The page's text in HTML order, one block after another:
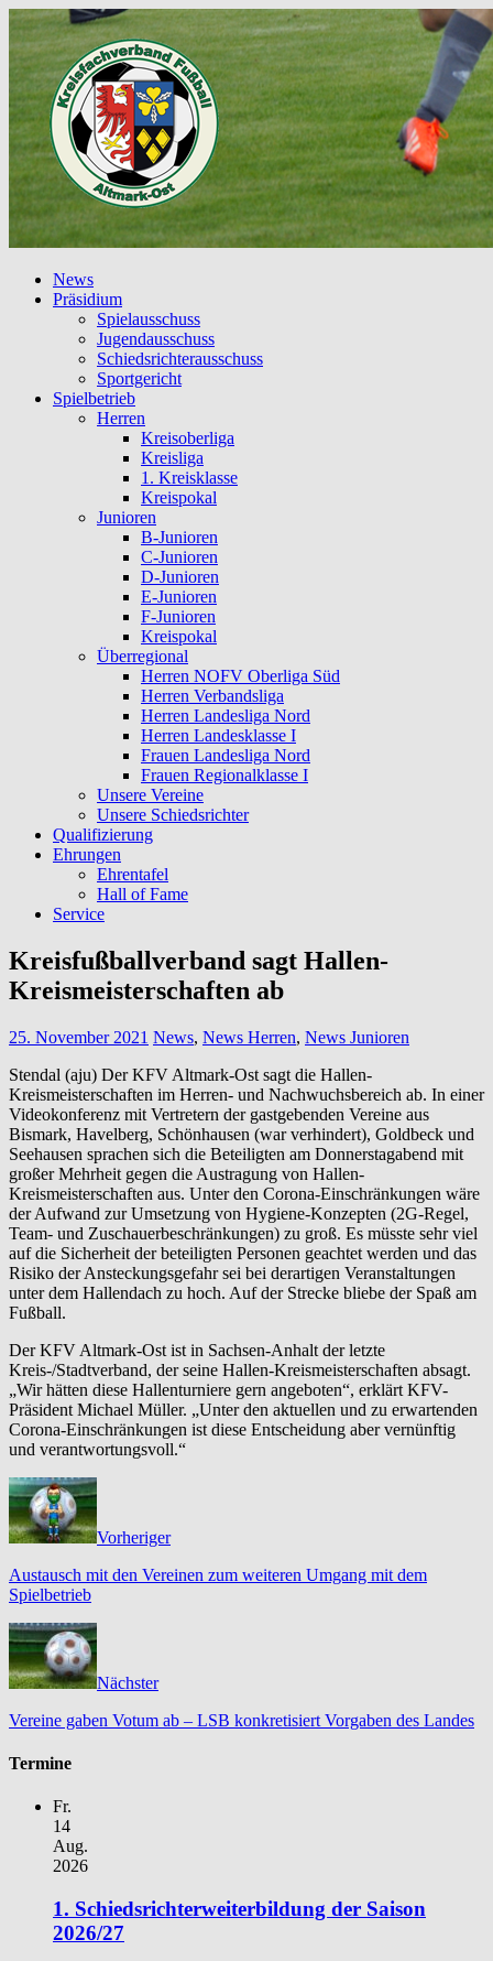
News
Präsidium
Spielausschuss
Jugendausschuss
Schiedsrichterausschuss
Sportgericht
Spielbetrieb
Herren
Kreisoberliga
Kreisliga
1. Kreisklasse
Kreispokal
Junioren
B-Junioren
C-Junioren
D-Junioren
E-Junioren
F-Junioren
Kreispokal
Überregional
Herren NOFV Oberliga Süd
Herren Verbandsliga
Herren Landesliga Nord
Herren Landesklasse I
Frauen Landesliga Nord
Frauen Regionalklasse I
Unsere Vereine
Unsere Schiedsrichter
Qualifizierung
Ehrungen
Ehrentafel
Hall of Fame
Service
Kreisfußballverband sagt Hallen-
Kreismeisterschaften ab
25. November 2021 News, News Herren, News Junioren
Stendal (aju) Der KFV Altmark-Ost sagt die Hallen-
Kreismeisterschaften im Herren- und Nachwuchsbereich ab. In einer
Videokonferenz mit Vertretern der gastgebenden Vereine aus
Bismark, Havelberg, Schönhausen (war verhindert), Goldbeck und
Seehausen sprachen sich die Beteiligten am Donnerstagabend mit
großer Mehrheit gegen die Austragung von Hallen-
Kreismeisterschaften aus. Unter den Corona-Einschränkungen wäre
der Aufwand zur Umsetzung von Hygiene-Konzepten (2G-Regel,
Team- und Zuschauerbeschränkungen) zu groß. Es müsste sehr viel
auf die Sicherheit der beteiligten Personen geachtet werden und das
Risiko der Ansteckungsgefahr sei bei derartigen Veranstaltungen
unter dem Hallendach zu hoch. Auf der Strecke bliebe der Spaß am
Fußball.
Der KFV Altmark-Ost ist in Sachsen-Anhalt der letzte
Kreis-/Stadtverband, der seine Hallen-Kreismeisterschaften absagt.
„Wir hätten diese Hallenturniere gern angeboten“, erklärt KFV-
Präsident Michael Müller. „Unter den aktuellen und zu erwartenden
Corona-Einschränkungen ist diese Entscheidung aber vernünftig
und verantwortungsvoll.“
Vorheriger
Austausch mit den Vereinen zum weiteren Umgang mit dem
Spielbetrieb
Nächster
Vereine gaben Votum ab – LSB konkretisiert Vorgaben des Landes
Termine
Fr.
14
Aug.
2026
1. Schiedsrichterweiterbildung der Saison
2026/27